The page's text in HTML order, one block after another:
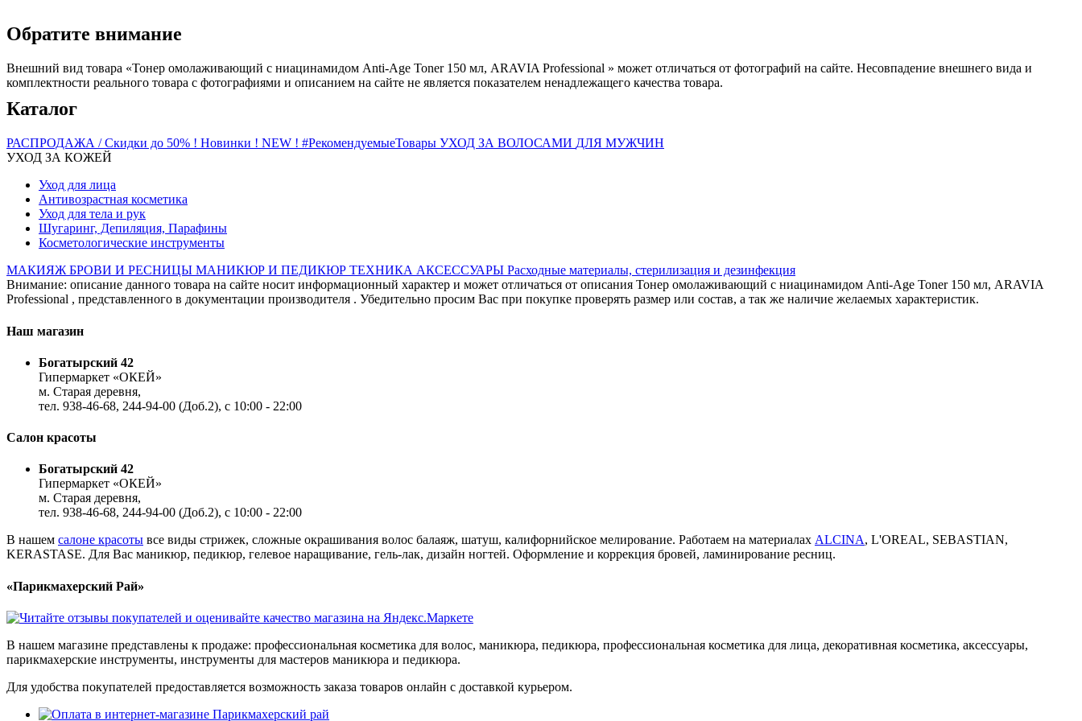
Обратите внимание
Внешний вид товара «Тонер омолаживающий с ниацинамидом Anti-Age Toner 150 мл, ARAVIA Professional » может отличаться от фотографий на сайте. Несовпадение внешнего вида и
комплектности реального товара с фотографиями и описанием на сайте не является показателем ненадлежащего качества товара.
Каталог
РАСПРОДАЖА / Скидки до 50% ! Новинки ! NEW ! #РекомендуемыеТовары УХОД ЗА ВОЛОСАМИ ДЛЯ МУЖЧИН
УХОД ЗА КОЖЕЙ
Уход для лица
Антивозрастная косметика
Уход для тела и рук
Шугаринг, Депиляция, Парафины
Косметологические инструменты
МАКИЯЖ БРОВИ И РЕСНИЦЫ МАНИКЮР И ПЕДИКЮР ТЕХНИКА АКСЕССУАРЫ Расходные материалы, стерилизация и дезинфекция
Внимание: описание данного товара на сайте носит информационный характер и может отличаться от описания Тонер омолаживающий с ниацинамидом Anti-Age Toner 150 мл, ARAVIA
Professional , представленного в документации производителя . Убедительно просим Вас при покупке проверять размер или состав, а так же наличие желаемых характеристик.
Наш магазин
Богатырский 42
Гипермаркет «ОКЕЙ»
м. Старая деревня,
тел. 938-46-68, 244-94-00 (Доб.2), c 10:00 - 22:00
Салон красоты
Богатырский 42
Гипермаркет «ОКЕЙ»
м. Старая деревня,
тел. 938-46-68, 244-94-00 (Доб.2), c 10:00 - 22:00
В нашем салоне красоты все виды стрижек, сложные окрашивания волос балаяж, шатуш, калифорнийское мелирование. Работаем на материалах ALCINA, L'OREAL, SEBASTIAN,
KERASTASE. Для Вас маникюр, педикюр, гелевое наращивание, гель-лак, дизайн ногтей. Оформление и коррекция бровей, ламинирование ресниц.
«Парикмахерский Рай»
В нашем магазине представлены к продаже: профессиональная косметика для волос, маникюра, педикюра, профессиональная косметика для лица, декоративная косметика, аксессуары,
парикмахерские инструменты, инструменты для мастеров маникюра и педикюра.
Для удобства покупателей предоставляется возможность заказа товаров онлайн с доставкой курьером.